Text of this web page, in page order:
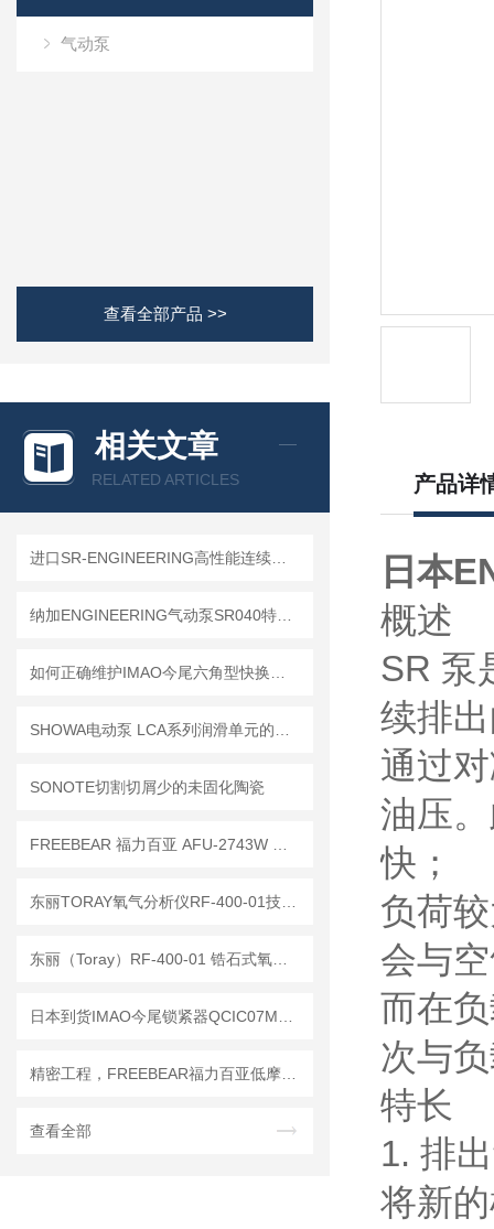
气动泵
查看全部产品 >>
相关文章
RELATED ARTICLES
SONOTE切割切屑少的未固化陶瓷
查看全部
产品详
日本
概述
SR 泵
续排
通过
油压
快；
负荷
会与
而在
次与
特长
1. 排
将新